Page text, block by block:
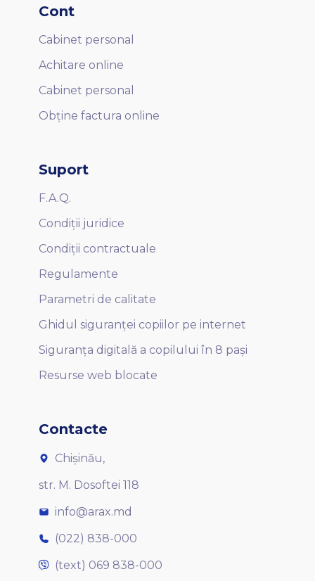
Cont
Cabinet personal
Achitare online
Cabinet personal
Obține factura online
Suport
F.A.Q.
Condiții juridice
Condiții contractuale
Regulamente
Parametri de calitate
Ghidul siguranței copiilor pe internet
Siguranța digitală a copilului în 8 pași
Resurse web blocate
Contacte
Chișinău,
str. M. Dosoftei 118
info@arax.md
(022) 838-000
(text) 069 838-000